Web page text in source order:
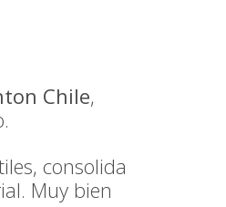
Chile,
consolida
Muy bien